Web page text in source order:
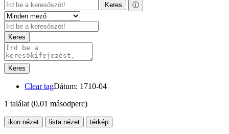
Keres ⓘ
Keres
Keres
Clear tagDátum: 1710-04
1 találat (0,01 másodperc)
ikon nézet lista nézet térkép